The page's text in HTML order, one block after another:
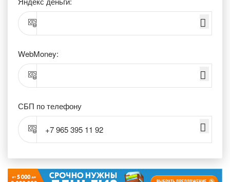
WebMoney:
СБП по телефону
+7 965 395 11 92